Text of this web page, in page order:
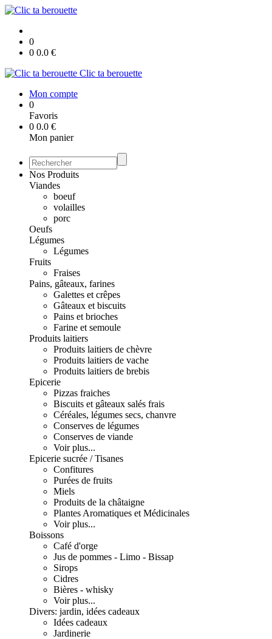
0
0 0.0 €
Clic ta berouette
Mon compte
0
Favoris
0 0.0 €
Mon panier
Nos Produits
Viandes
boeuf
volailles
porc
Oeufs
Légumes
Légumes
Fruits
Fraises
Pains, gâteaux, farines
Galettes et crêpes
Gâteaux et biscuits
Pains et brioches
Farine et semoule
Produits laitiers
Produits laitiers de chèvre
Produits laitiers de vache
Produits laitiers de brebis
Epicerie
Pizzas fraiches
Biscuits et gâteaux salés frais
Céréales, légumes secs, chanvre
Conserves de légumes
Conserves de viande
Voir plus...
Epicerie sucrée / Tisanes
Confitures
Purées de fruits
Miels
Produits de la châtaigne
Plantes Aromatiques et Médicinales
Voir plus...
Boissons
Café d'orge
Jus de pommes - Limo - Bissap
Sirops
Cidres
Bières - whisky
Voir plus...
Divers: jardin, idées cadeaux
Idées cadeaux
Jardinerie